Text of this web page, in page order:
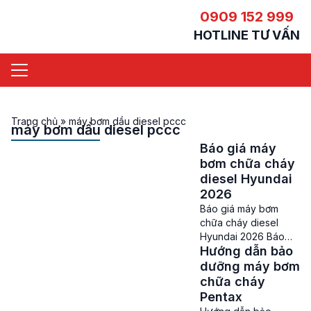
0909 152 999
HOTLINE TƯ VẤN
Trang chủ » máy bơm dầu diesel pccc
máy bơm dầu diesel pccc
Báo giá máy
bơm chữa cháy
diesel Hyundai
2026
Báo giá máy bơm
chữa cháy diesel
Hyundai 2026 Báo
giá máy bơm chữa
cháy diesel
Hyundai – Hiện nay
trong hệ thống Phòng
cháy chữa cháy
Hướng dẫn bảo
dưỡng máy bơm
chữa cháy
Pentax